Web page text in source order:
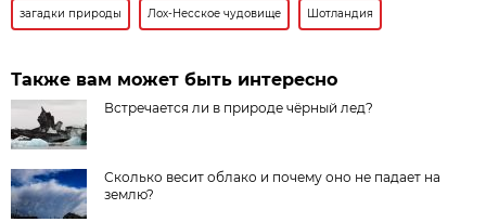
загадки природы Лох-Несское чудовище Шотландия
Также вам может быть интересно
Встречается ли в природе чёрный лед?
Сколько весит облако и почему оно не падает на
землю?